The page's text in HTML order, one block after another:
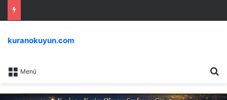
Menü
kuranokuyun.com